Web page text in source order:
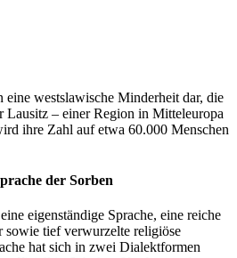
eine westslawische Minderheit dar, die
Lausitz – einer Region in Mitteleuropa
ihre Zahl auf etwa 60.000 Menschen
der Sorben
eigenständige Sprache, eine reiche
sowie tief verwurzelte religiöse
hat sich in zwei Dialektformen